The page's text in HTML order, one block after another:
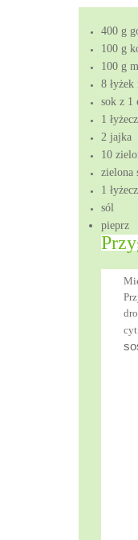
400 g
100 g
100 g
8 łyżek
sok z 1
1
2 jajka
10
zielona
1
sól
pieprz